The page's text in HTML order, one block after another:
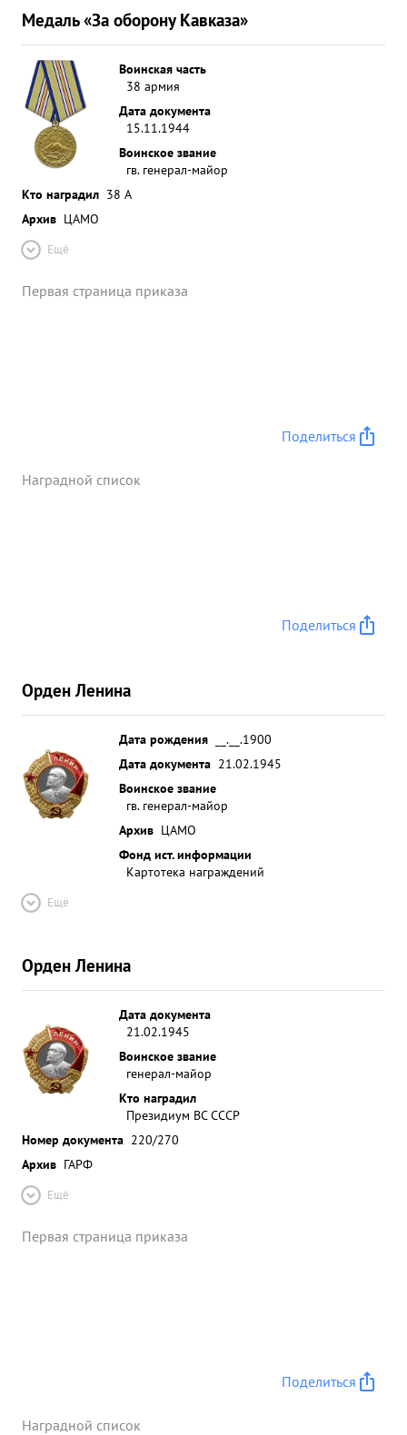
Медаль «За оборону Кавказа»
Воинская часть
38 армия
Дата документа
15.11.1944
Воинское звание
гв. генерал-майор
Кто наградил 38 А
Архив ЦАМО
Ещё
Первая страница приказа
Поделиться
Наградной список
Поделиться
Орден Ленина
Дата рождения
__.__.1900
Дата документа 21.02.1945
Воинское звание
гв. генерал-майор
Архив ЦАМО
Фонд ист. информации
Картотека награждений
Ещё
Орден Ленина
Дата документа
21.02.1945
Воинское звание
генерал-майор
Кто наградил
Президиум ВС СССР
Номер документа 220/270
Архив ГАРФ
Ещё
Первая страница приказа
Поделиться
Наградной список